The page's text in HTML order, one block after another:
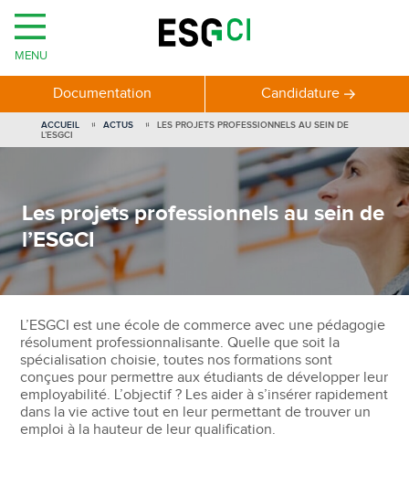
Les projets professionnels au sein de
l’ESGCI
ACCUEIL ACTUS
LES PROJETS PROFESSIONNELS AU SEIN DE
L’ESGCI
L’ESGCI est une école de commerce avec une pédagogie
résolument professionnalisante. Quelle que soit la
spécialisation choisie, toutes nos formations sont
conçues pour permettre aux étudiants de développer leur
employabilité. L’objectif ? Les aider à s’insérer rapidement
dans la vie active tout en leur permettant de trouver un
emploi à la hauteur de leur qualification.
MENU
Documentation Candidature